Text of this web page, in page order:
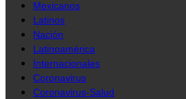
Mexicanos
Latinos
Nación
Latinoamérica
Internacionales
Coronavirus
Coronavirus-Salud